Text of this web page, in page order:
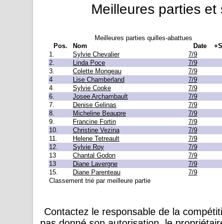
Meilleures parties
Meilleures parties quilles-abattues
Pos.
Nom Date
1.
Sylvie Chevalier
7/9
2.
Linda Poce
7/9
3.
Colette Mongeau
7/9
4
Lise Chamberland
7/9
4
Sylvie Cooke
7/9
6.
Josee Archambault
7/9
7.
Denise Gelinas
7/9
8.
Micheline Beaupre
7/9
9.
Francine Fortin
7/9
10.
Christine Vezina
7/9
11.
Helene Tetreault
7/9
12.
Sylvie Roy
7/9
13
Chantal Godon
7/9
13
Diane Lavergne
7/9
15.
Diane Parenteau
7/9
Classement trié par meilleure partie
Contactez le responsable de la